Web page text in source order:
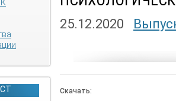
25.12.2020
Скачать: